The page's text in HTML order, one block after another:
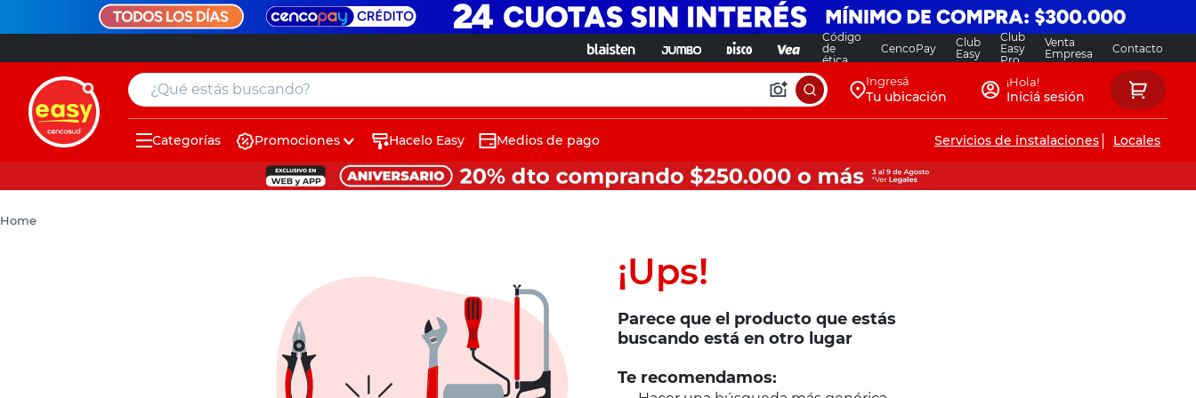
Código
de
ética
CencoPay
Club
Easy
Club
Easy
Pro
Venta
Empresa
Contacto
¿Qué estás buscando? Ingresá
Tu ubicación
¡Hola!
Iniciá sesión
Categorías Promociones Hacelo Easy Medios de pago Servicios de instalaciones Locales
Home
¡Ups!
Parece que el producto que estás
buscando está en otro lugar
Te recomendamos:
muebles